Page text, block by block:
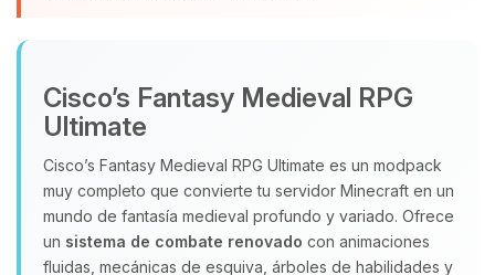
Cisco’s Fantasy Medieval RPG
Ultimate
Cisco’s Fantasy Medieval RPG Ultimate es un modpack
muy completo que convierte tu servidor Minecraft en un
mundo de fantasía medieval profundo y variado. Ofrece
un sistema de combate renovado con animaciones
fluidas, mecánicas de esquiva, árboles de habilidades y
que necesitas y moveré mis
pequenos circuitos para ayudarte.